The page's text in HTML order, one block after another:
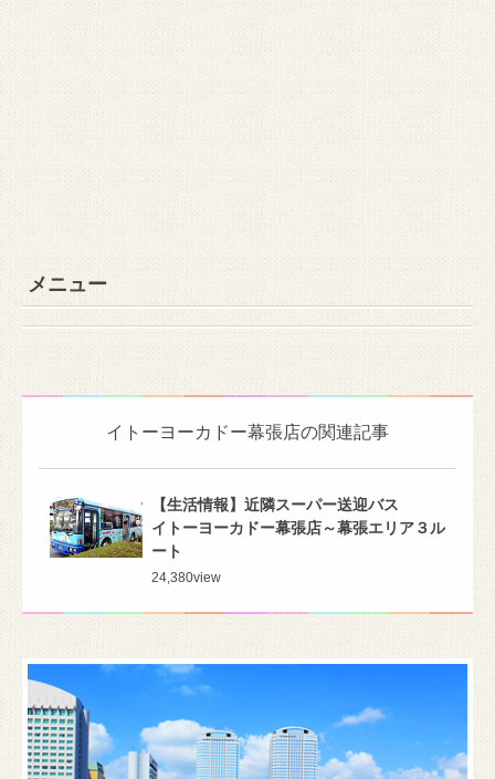
メニュー
イトーヨーカドー幕張店の関連記事
【生活情報】近隣スーパー送迎バス
イトーヨーカドー幕張店～幕張エリア３ル
ート
24,380view